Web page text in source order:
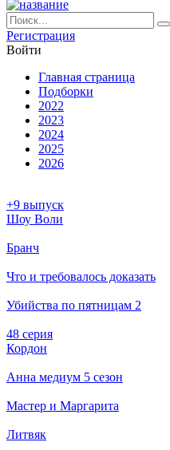
Ре­ги­ст­ра­ция
Вой­ти
Глав­ная стра­ни­ца
Подборки
2022
2023
2024
2025
2026
+9 выпуск
Шоу Воли
Бранч
Что и требовалось доказать
Убийства по пятницам 2
48 серия
Кордон
Анна медиум 5 сезон
Мастер и Маргарита
Литвяк